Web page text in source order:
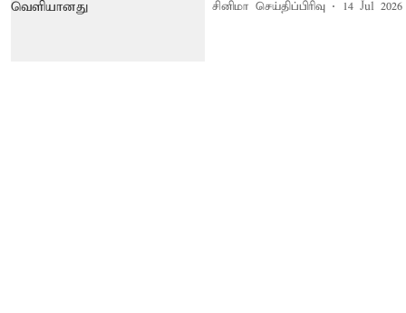
சினிமா செய்திப்பிரிவு 14 Jul 2026